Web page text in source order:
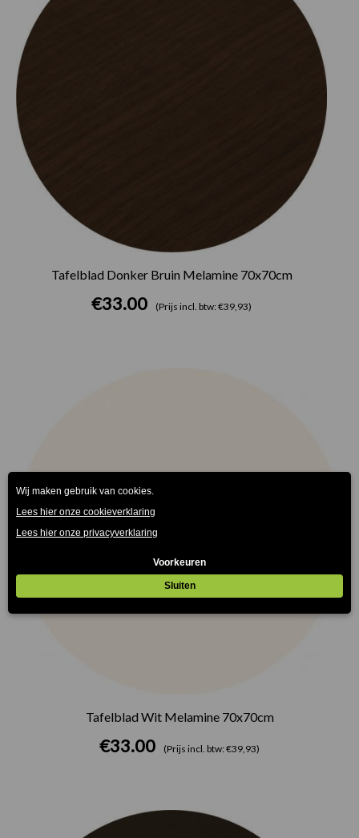
Tafelblad Donker Bruin Melamine 70x70cm
€33.00 (Prijs incl. btw: €39,93)
Tafelblad Wit Melamine 70x70cm
€33.00 (Prijs incl. btw: €39,93)